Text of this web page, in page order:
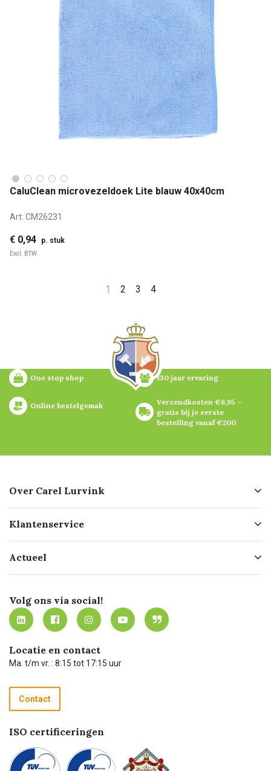
CaluClean microvezeldoek Lite blauw 40x40cm
Art: CM26231
€ 0,94 p. stuk
Excl. BTW
1 2 3 4
One stop shop 130 jaar ervaring
Online bestelgemak
Verzendkosten €6,95 –
gratis bij je eerste
bestelling vanaf €200
Over Carel Lurvink
Geschiedenis
Missie
Certificering
Werken bij Carel Lurvink
MVO
Klantenservice
Bezorgen
Mijn Carel Lurvink
Mijn Carel Lurvink instructievideo's
Carel Lurvink App
Hulp op afstand
Technische dienst
Recycle programma
Betalen
Actueel
Innovation LAB
Tevreden klanten
Carel Lurvink Blog
Carel de podcast
Volg ons via social!
Locatie en contact
Ma. t/m vr. : 8:15 tot 17:15 uur
Contact
ISO certificeringen